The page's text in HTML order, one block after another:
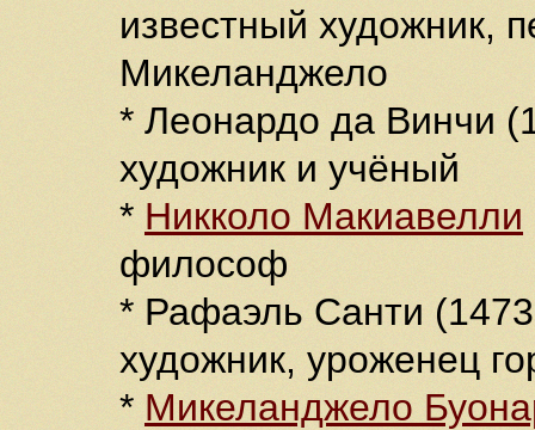
известный художник,
Микеланджело
* Леонардо да Винчи
художник и учёный
* Никколо Макиавелли
философ
* Рафаэль Санти
художник, уроженец
* Микеланджело